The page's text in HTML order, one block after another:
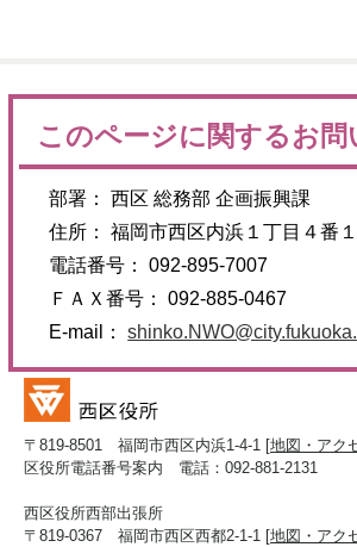
このページに関するお問
部署： 西区 総務部 企画振興課
住所： 福岡市西区内浜１丁目４番
電話番号： 092-895-7007
ＦＡＸ番号： 092-885-0467
E-mail：
〒819-8501 福岡市西区内浜1-4-1 [地図・アク
区役所電話番号案内 電話：092-881-2131
西区役所西部出張所
〒819-0367 福岡市西区西都2-1-1 [地図・アク